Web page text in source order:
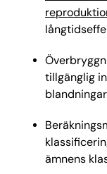
tillgänglig
blandningar
ämnens